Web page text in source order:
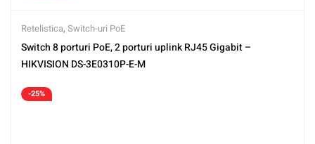
Retelistica, Switch-uri PoE
Switch 8 porturi PoE, 2 porturi uplink RJ45 Gigabit –
HIKVISION DS-3E0310P-E-M
-25%